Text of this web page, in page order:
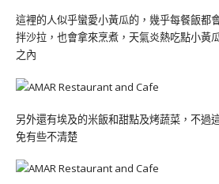
這裡的人似乎蠻愛小黃瓜的，幾乎每餐飯都
拌沙拉，也會拿來烹煮，天氣炎熱吃點小黃
之內
另外還有埃及的米飯和甜點及烤蔬菜，不過
免有些不清楚